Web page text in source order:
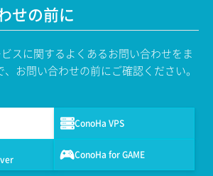
せの前に
スに関するよくあるお問い合わせをま
お問い合わせの前にご確認ください。
ConoHa VPS
ConoHa for GAME